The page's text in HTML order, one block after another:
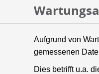
Aufgrund von
gemessenen
Dies betrifft u.a.